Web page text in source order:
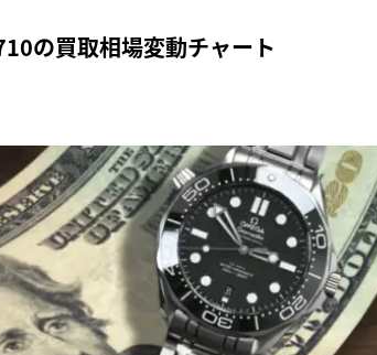
の買取相場変動チャート